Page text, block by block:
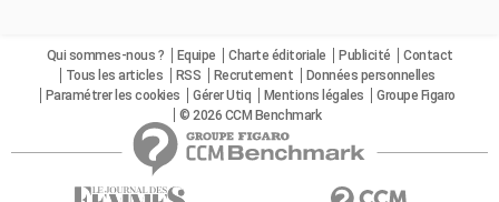
Qui sommes-nous ? Equipe Charte éditoriale Publicité
Contact
Tous les articles
RSS Recrutement
Données personnelles
Paramétrer les cookies
Gérer Utiq Mentions légales
Groupe Figaro
© 2026 CCM Benchmark